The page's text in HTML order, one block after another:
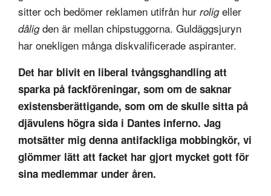
sitter och bedömer reklamen utifrån hur roligeller
dåligden är mellan chipstuggorna. Guldäggsjuryn
har onekligen många diskvalificerade aspiranter.
Det har blivit en liberal tvångsghandling att
sparka på fackföreningar, som om de saknar
existensberättigande, som om de skulle sitta på
djävulens högra sida i Dantes inferno. Jag
motsätter mig denna antifackliga mobbingkör, vi
glömmer lätt att facket har gjort mycket gott för
sina medlemmar under åren.